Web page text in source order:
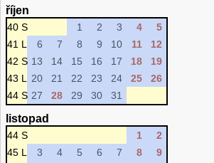
říjen
40 S 1 2 3 4
5
41 L
6 7 8 9 10 11
12
42 S 13 14 15 16 17 18
19
43 L
20 21 22 23 24 25
26
44 S 27 28 29 30 31
listopad
44 S 1
2
45 L
3 4 5 6 7 8
9